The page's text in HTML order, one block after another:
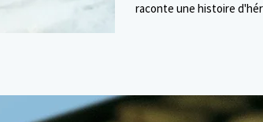
raconte une histoire